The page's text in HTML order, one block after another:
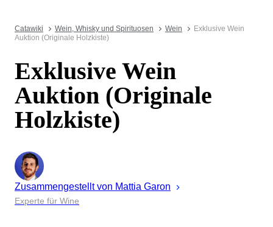
Catawiki Wein, Whisky und Spirituosen Wein
Exklusive Wein
Auktion (Originale Holzkiste)
Exklusive Wein
Auktion (Originale
Holzkiste)
Zusammengestellt von Mattia Garon
Experte für Wine